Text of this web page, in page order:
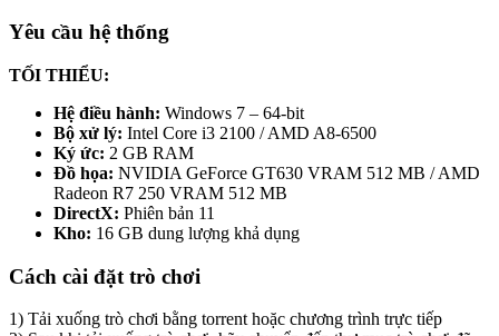
Yêu cầu hệ thống
TỐI THIỂU:
Hệ điều hành: Windows 7 – 64-bit
Bộ xử lý: Intel Core i3 2100 / AMD A8-6500
Ký ức: 2 GB RAM
Đồ họa: NVIDIA GeForce GT630 VRAM 512 MB / AMD
Radeon R7 250 VRAM 512 MB
DirectX: Phiên bản 11
Kho: 16 GB dung lượng khả dụng
Cách cài đặt trò chơi
1) Tải xuống trò chơi bằng torrent hoặc chương trình trực tiếp